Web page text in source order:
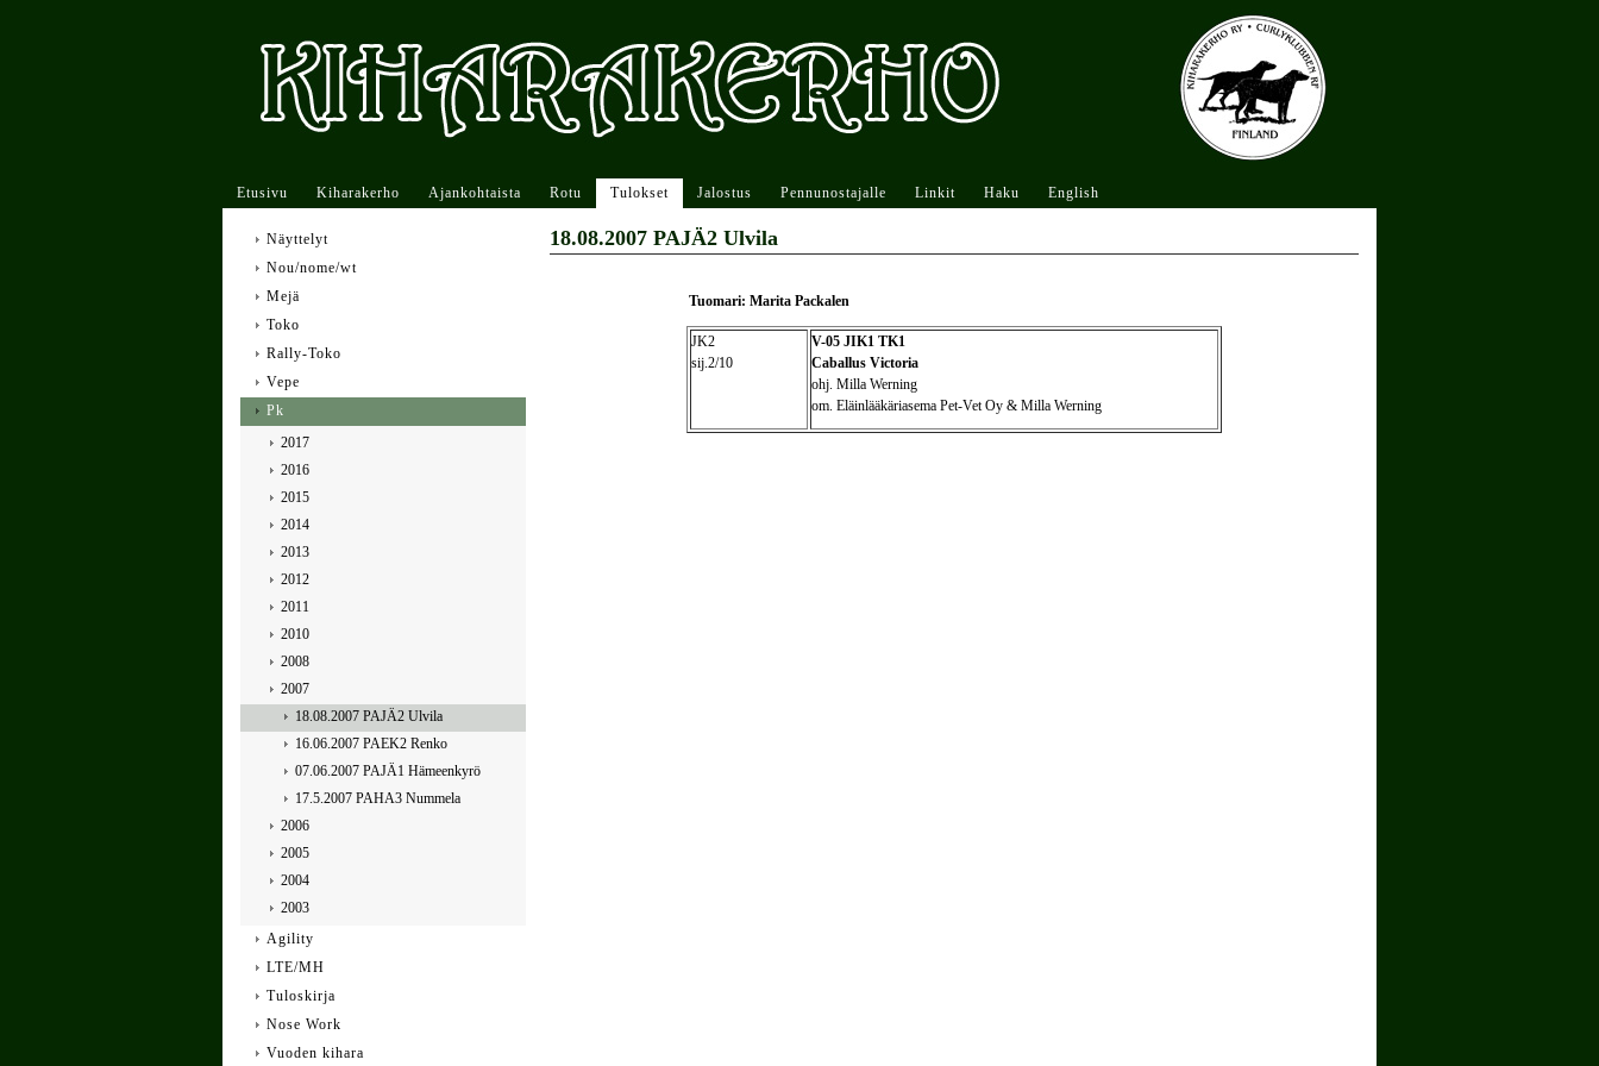
Etusivu Kiharakerho Ajankohtaista Rotu Tulokset Jalostus Pennunostajalle Linkit Haku English
18.08.2007 PAJÄ2 Ulvila
Tuomari: Marita Packalen
JK2
sij.2/10
V-05 JIK1 TK1
Caballus Victoria
ohj. Milla Werning
om. Eläinlääkäriasema Pet-Vet Oy & Milla Werning
Näyttelyt
Nou/nome/wt
Mejä
Toko
Rally-Toko
Vepe
Pk
2017
2016
2015
2014
2013
2012
2011
2010
2008
2007
18.08.2007 PAJÄ2 Ulvila
16.06.2007 PAEK2 Renko
07.06.2007 PAJÄ1 Hämeenkyrö
17.5.2007 PAHA3 Nummela
2006
2005
2004
2003
Agility
LTE/MH
Tuloskirja
Nose Work
Vuoden kihara